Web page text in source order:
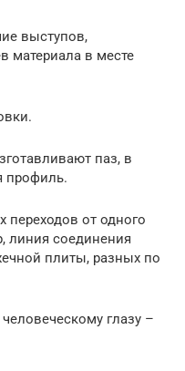
выступов,
материала в месте
паз, в
профиль.
переходов от одного
линия соединения
плиты, разных по
глазу –